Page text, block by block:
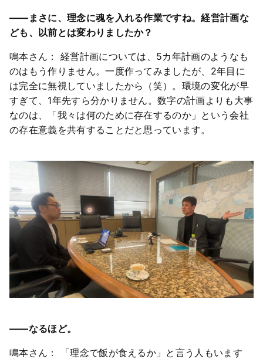
――まさに、理念に魂を入れる作業ですね。経営計画な
ども、以前とは変わりましたか？
鳴本さん： 経営計画については、5カ年計画のようなも
のはもう作りません。一度作ってみましたが、2年目に
は完全に無視していましたから（笑）。環境の変化が早
すぎて、1年先すら分かりません。数字の計画よりも大事
なのは、「我々は何のために存在するのか」という会社
の存在意義を共有することだと思っています。
――なるほど。
鳴本さん： 「理念で飯が食えるか」と言う人もいます